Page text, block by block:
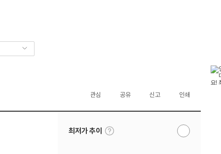
관심 공유 신고 인쇄
최저가 추이
툴
팁
알